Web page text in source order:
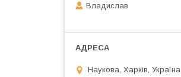
Владислав
Наукова, Харків, Україна